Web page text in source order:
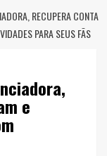
RECUPERA CONTA
PARA SEUS FÃS
e